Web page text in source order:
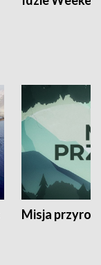
Misja